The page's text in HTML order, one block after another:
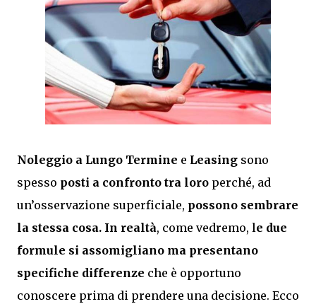
Noleggio a Lungo Termine e Leasing sono
spesso posti a confronto tra loro perché, ad
un’osservazione superficiale, possono sembrare
la stessa cosa. In realtà, come vedremo, le due
formule si assomigliano ma presentano
specifiche differenze che è opportuno
conoscere prima di prendere una decisione. Ecco